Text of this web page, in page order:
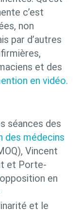
c’est
non
par d’autres
et des
en vidéo.
séances des
des médecins
Vincent
et Porte-
en
et le